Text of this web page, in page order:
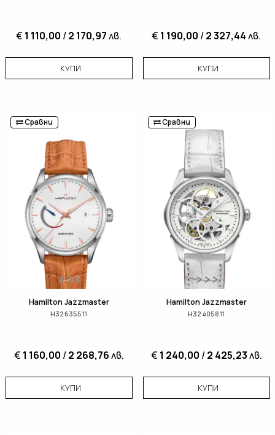
€ 1 110,00 /2 170,97лв.
КУПИ
€ 1 190,00 /2 327,44лв.
КУПИ
Сравни
Hamilton Jazzmaster
H32635511
€ 1 160,00 /2 268,76лв.
КУПИ
Сравни
Hamilton Jazzmaster
H32405811
€ 1 240,00 /2 425,23лв.
КУПИ